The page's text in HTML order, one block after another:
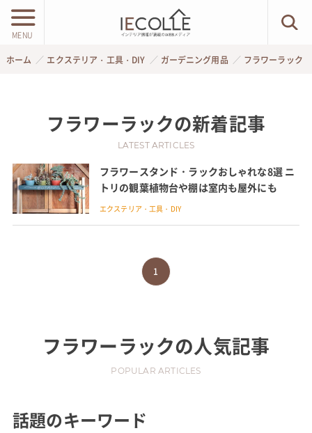
MENU
ホーム エクステリア・工具・DIY ガーデニング用品 フラワーラック
フラワーラックの新着記事
LATEST ARTICLES
フラワースタンド・ラックおしゃれな8選 ニ
トリの観葉植物台や棚は室内も屋外にも
エクステリア・工具・DIY
1
フラワーラックの人気記事
POPULAR ARTICLES
話題のキーワード